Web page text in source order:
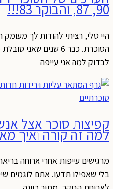
90, 87, והבוקר 83!!!
היי טלי, רציתי להודות לך מעומק
הסוכרת. כבר 6 שנים
לבדוק למה אני עייפה
קפיצות סוכר אצל
למה זה קורה ואיך
מרגישים עייפות אחרי ארוחה
בלי שאפילו תדעו. אתם לוגמים